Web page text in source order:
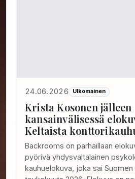
24.06.2026 Ulkomainen
Krista Kosonen jälleen
kansainvälisessä
Keltaista
Backrooms on parhaillaan
pyörivä yhdysvaltalainen
kauhuelokuva, joka sai